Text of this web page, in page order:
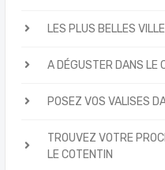
LES PLUS BELLES
A DÉGUSTER DANS LE
POSEZ VOS VALISES
TROUVEZ VOTRE
LE COTENTIN